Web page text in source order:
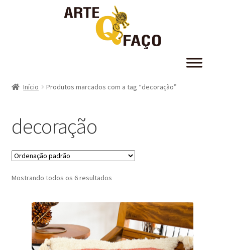
Início Produtos marcados com a tag “decoração”
decoração
Mostrando todos os 6 resultados